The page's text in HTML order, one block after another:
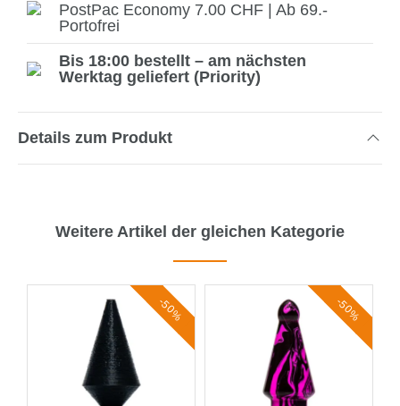
PostPac Economy 7.00 CHF | Ab 69.-
Portofrei
Bis 18:00 bestellt – am nächsten
Werktag geliefert (Priority)
Details zum Produkt
Weitere Artikel der gleichen Kategorie
-50% -50%